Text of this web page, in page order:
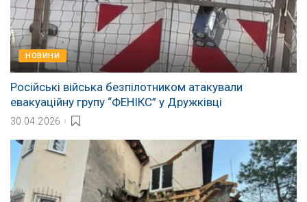
НОВИНИ
Російські війська безпілотником атакували
евакуаційну групу “ФЕНІКС” у Дружківці
30.04.2026